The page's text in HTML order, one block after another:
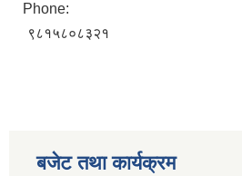
Phone:
९८१५८०८३२१
बजेट तथा कार्यक्रम